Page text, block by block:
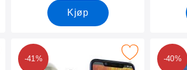
Kjøp
Nokia 8.1 som favoritt
-41%
full Frame Skjermbeskyttelse av glass
-40%